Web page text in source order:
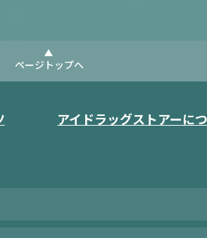
ページトップへ
アイドラッグストアーに